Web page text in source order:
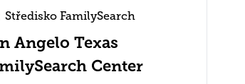
Středisko FamilySearch
Angelo Texas
Center